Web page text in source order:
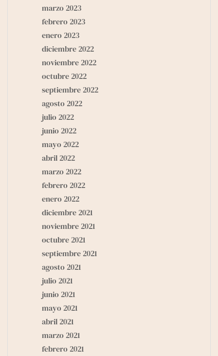
marzo 2023
febrero 2023
enero 2023
diciembre 2022
noviembre 2022
octubre 2022
septiembre 2022
agosto 2022
julio 2022
junio 2022
mayo 2022
abril 2022
marzo 2022
febrero 2022
enero 2022
diciembre 2021
noviembre 2021
octubre 2021
septiembre 2021
agosto 2021
julio 2021
junio 2021
mayo 2021
abril 2021
marzo 2021
febrero 2021